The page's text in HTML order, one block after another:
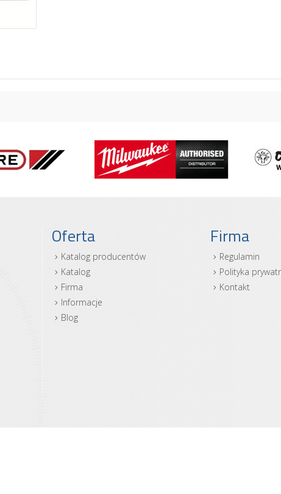
Oferta
Katalog producentów
Katalog
Firma
Informacje
Blog
Firma
Regulamin
Polityka
Kontakt